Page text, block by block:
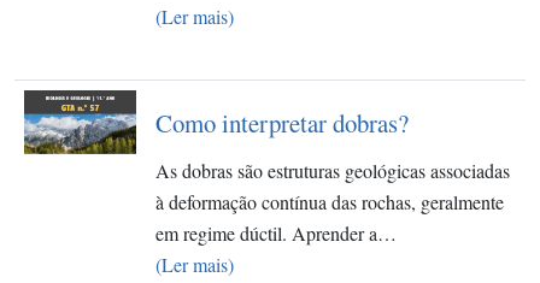
(Ler mais)
Como interpretar dobras?​
As dobras são estruturas geológicas associadas
à deformação contínua das rochas, geralmente
em regime dúctil. Aprender a…
(Ler mais)